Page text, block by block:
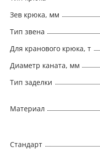
Зев крюка, мм
Тип звена
Для кранового крюка, т
Диаметр каната, мм
Тип заделки
Материал
Стандарт